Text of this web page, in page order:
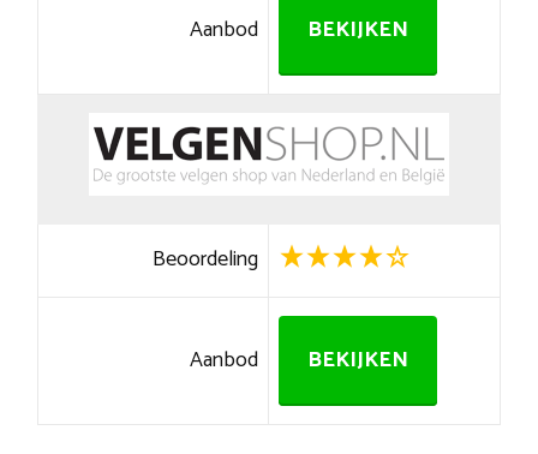
Aanbod BEKIJKEN
Beoordeling
Aanbod BEKIJKEN